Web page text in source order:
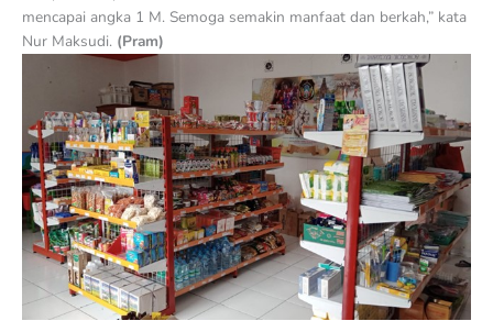
mencapai angka 1 M. Semoga semakin manfaat dan berkah,” kata
Nur Maksudi. (Pram)